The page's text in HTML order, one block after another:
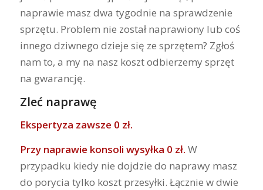
naprawie masz dwa tygodnie na sprawdzenie
sprzętu. Problem nie został naprawiony lub coś
innego dziwnego dzieje się ze sprzętem? Zgłoś
nam to, a my na nasz koszt odbierzemy sprzęt
na gwarancję.
Zleć naprawę
Ekspertyza zawsze 0 zł.
Przy naprawie konsoli wysyłka 0 zł. W
przypadku kiedy nie dojdzie do naprawy masz
do porycia tylko koszt przesyłki. Łącznie w dwie